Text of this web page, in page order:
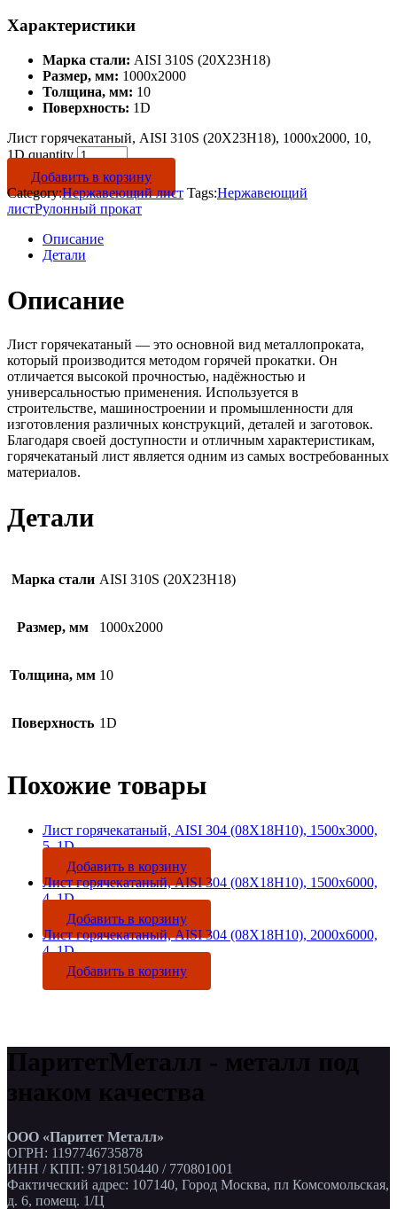
Характеристики
Марка стали: AISI 310S (20Х23Н18)
Размер, мм: 1000х2000
Толщина, мм: 10
Поверхность: 1D
Лист горячекатаный, AISI 310S (20Х23Н18), 1000х2000, 10,
1D quantity
Добавить в корзину
Category:Нержавеющий лист Tags:Нержавеющий
листРулонный прокат
Описание
Детали
Описание
Лист горячекатаный — это основной вид металлопроката,
который производится методом горячей прокатки. Он
отличается высокой прочностью, надёжностью и
универсальностью применения. Используется в
строительстве, машиностроении и промышленности для
изготовления различных конструкций, деталей и заготовок.
Благодаря своей доступности и отличным характеристикам,
горячекатаный лист является одним из самых востребованных
материалов.
Детали
Марка стали AISI 310S (20Х23Н18)
Размер, мм 1000х2000
Толщина, мм 10
Поверхность 1D
Похожие товары
Лист горячекатаный, AISI 304 (08Х18Н10), 1500х3000,
5, 1D
Добавить в корзину
Лист горячекатаный, AISI 304 (08Х18Н10), 1500х6000,
4, 1D
Добавить в корзину
Лист горячекатаный, AISI 304 (08Х18Н10), 2000х6000,
4, 1D
Добавить в корзину
ПаритетМеталл - металл под
знаком качества
ООО «Паритет Металл»
ОГРН: 1197746735878
ИНН / КПП: 9718150440 / 770801001
Фактический адрес: 107140, Город Москва, пл Комсомольская,
д. 6, помещ. 1/Ц